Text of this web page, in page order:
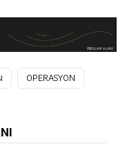
OPERASYON